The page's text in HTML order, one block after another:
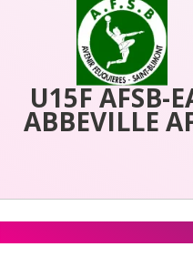
U15F AFSB-
ABBEVILLE